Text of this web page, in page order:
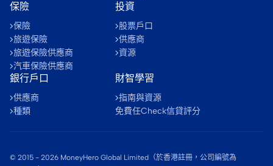
保險
保險
旅遊保險
旅遊保險供應商
汽車保險供應商
投資
股票戶口
供應商
資源
銀行戶口
供應商
種類
財智學習
指南與資源
免費任Check信貸評分
© 2015 - 2026 MoneyHero Global Limited（於香港註冊，公司編號為